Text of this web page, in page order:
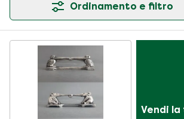
Ordinamento e filtro
Vendi